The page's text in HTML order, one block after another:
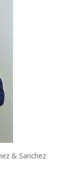
& Sanchez